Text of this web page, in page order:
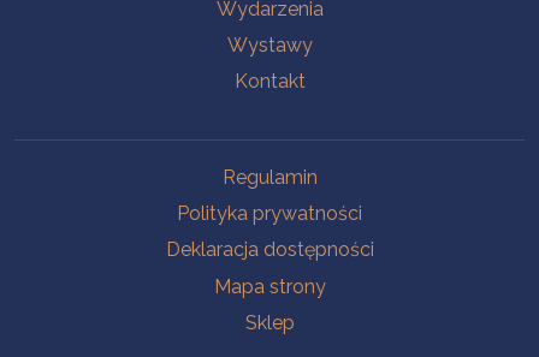
Wydarzenia
Wystawy
Kontakt
Regulamin
Polityka prywatności
Deklaracja dostępności
Mapa strony
Sklep